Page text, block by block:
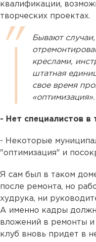
квалификации,
творческих проектах.
Бывают случаи,
креслами,
штатная
свое время
«оптимизация».
- Нет специалистов в
- Некоторые
"оптимизация" и
Я сам был в таком
после ремонта, но
худрука, ни
А именно кадры
вложений в ремонты
клуб вновь придет в